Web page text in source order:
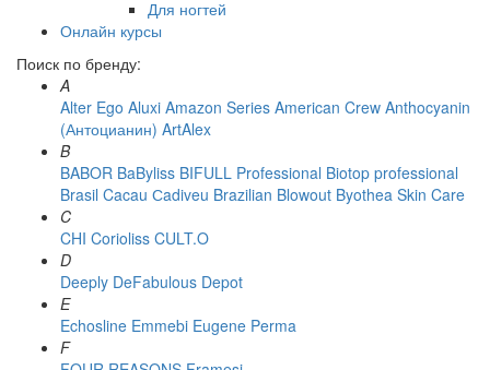
Для ногтей
Онлайн курсы
Поиск по бренду:
A
Alter Ego Aluxi Amazon Series American Crew Anthocyanin
(Антоцианин) ArtAlex
B
BABOR BaByliss BIFULL Professional Biotop professional
Brasil Cacau Сadiveu Brazilian Blowout Byothea Skin Care
C
CHI Corioliss CULT.O
D
Deeply DeFabulous Depot
E
Echosline Emmebi Eugene Perma
F